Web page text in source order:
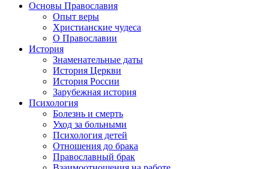
Основы Православия
Опыт веры
Христианские чудеса
О Православии
История
Знаменательные даты
История Церкви
История России
Зарубежная история
Психология
Болезнь и смерть
Уход за больными
Психология детей
Отношения до брака
Православный брак